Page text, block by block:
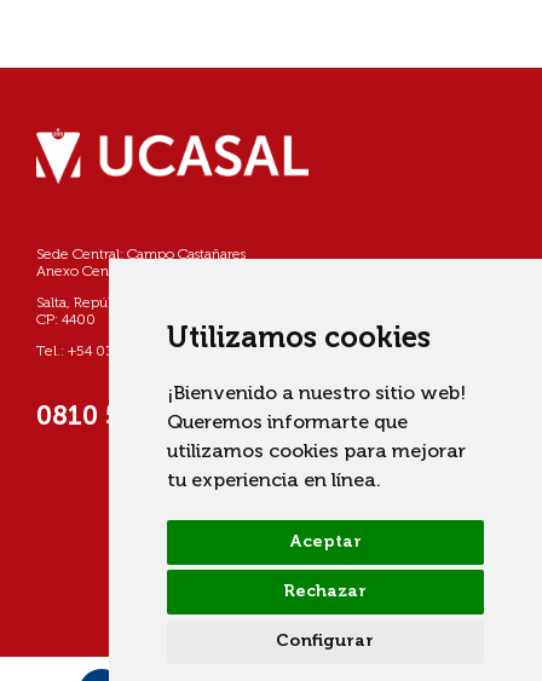
Utilizamos cookies
¡Bienvenido a nuestro sitio web!
Queremos informarte que
utilizamos cookies para mejorar
tu experiencia en línea.
Aceptar
Rechazar
Configurar
Sede Central: Campo Castañares
Anexo Centro: Pellegrini 790
Salta, República Argentina
CP: 4400
Tel.: +54 0387 4268800
0810 555 822725 (UCASAL)